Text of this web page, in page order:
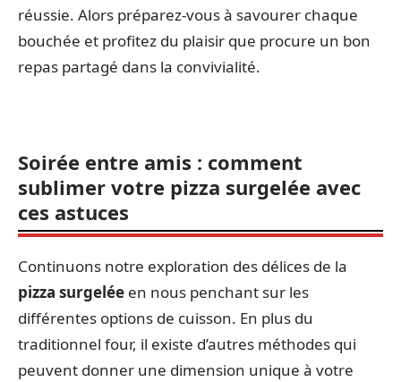
réussie. Alors préparez-vous à savourer chaque
bouchée et profitez du plaisir que procure un bon
repas partagé dans la convivialité.
Soirée entre amis : comment
sublimer votre pizza surgelée avec
ces astuces
Continuons notre exploration des délices de la
pizza surgelée en nous penchant sur les
différentes options de cuisson. En plus du
traditionnel four, il existe d’autres méthodes qui
peuvent donner une dimension unique à votre